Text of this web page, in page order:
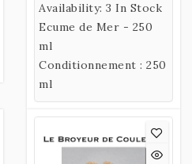
Availability: 3 In Stock
Ecume de Mer - 250
ml
Conditionnement : 250
ml